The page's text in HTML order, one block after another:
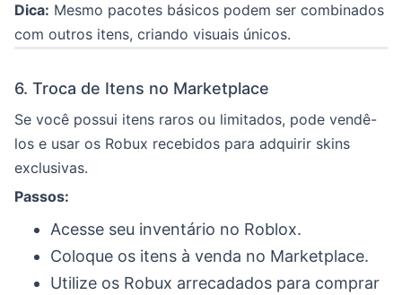
Dica: Mesmo pacotes básicos podem ser combinados
com outros itens, criando visuais únicos.
6. Troca de Itens no Marketplace
Se você possui itens raros ou limitados, pode vendê-
los e usar os Robux recebidos para adquirir skins
exclusivas.
Passos:
Acesse seu inventário no Roblox.
Coloque os itens à venda no Marketplace.
Utilize os Robux arrecadados para comprar